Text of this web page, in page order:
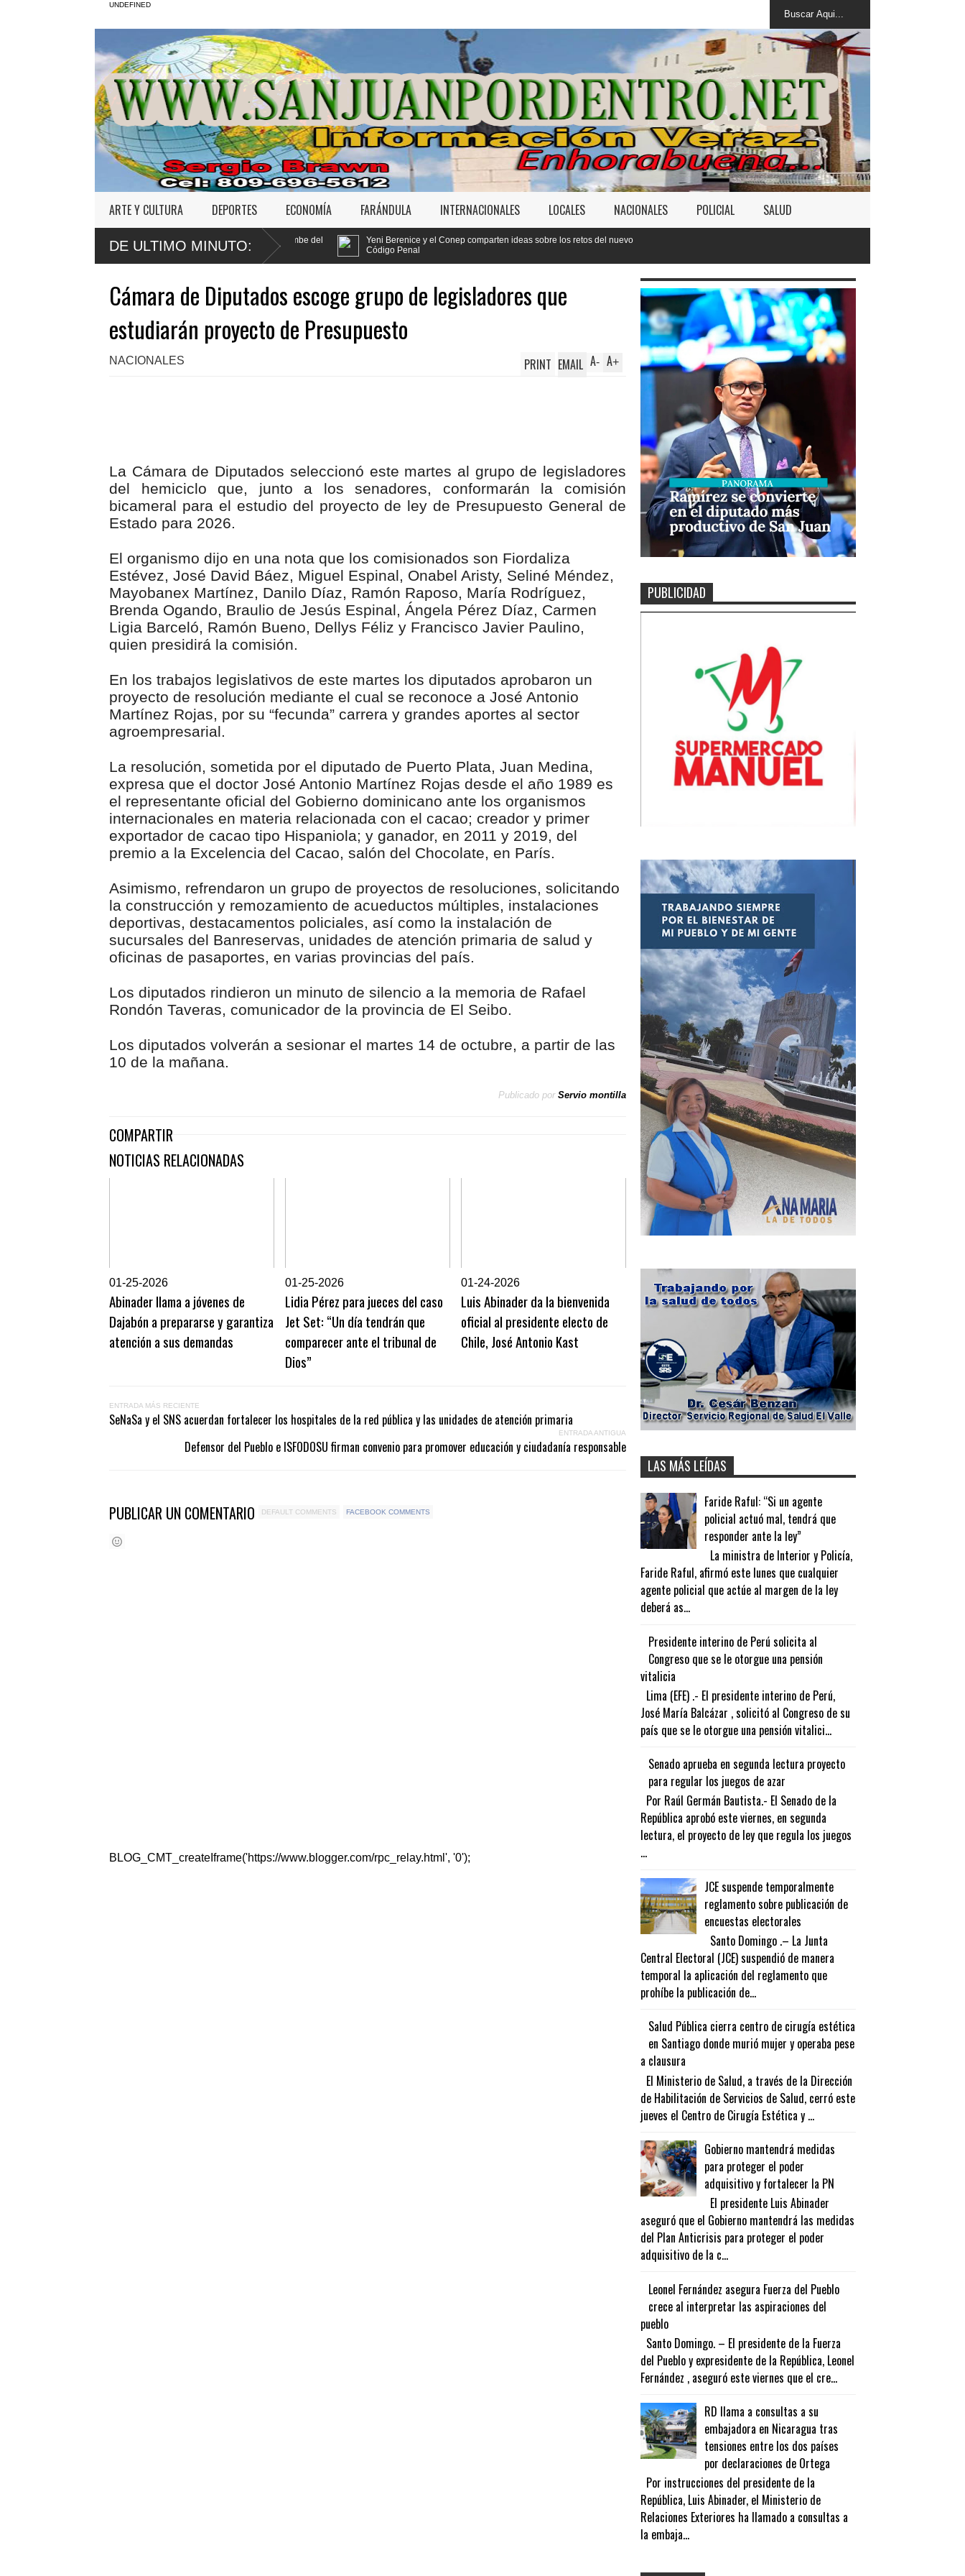
UNDEFINED
ARTE Y CULTURA DEPORTES ECONOMÍA FARÁNDULA INTERNACIONALES LOCALES NACIONALES POLICIAL SALUD
DE ULTIMO MINUTO:
agosto primera audiencia de fondo por derrumbe del
Yeni Berenice y el Conep comparten ideas sobre los retos del nuevo
Código Penal
Cámara de Diputados escoge grupo de legisladores que
estudiarán proyecto de Presupuesto
NACIONALES A+
A-
PRINT EMAIL
La Cámara de Diputados seleccionó este martes al grupo de legisladores
del hemiciclo que, junto a los senadores, conformarán la comisión
bicameral para el estudio del proyecto de ley de Presupuesto General de
Estado para 2026.
El organismo dijo en una nota que los comisionados son Fiordaliza
Estévez, José David Báez, Miguel Espinal, Onabel Aristy, Seliné Méndez,
Mayobanex Martínez, Danilo Díaz, Ramón Raposo, María Rodríguez,
Brenda Ogando, Braulio de Jesús Espinal, Ángela Pérez Díaz, Carmen
Ligia Barceló, Ramón Bueno, Dellys Féliz y Francisco Javier Paulino,
quien presidirá la comisión.
En los trabajos legislativos de este martes los diputados aprobaron un
proyecto de resolución mediante el cual se reconoce a José Antonio
Martínez Rojas, por su “fecunda” carrera y grandes aportes al sector
agroempresarial.
La resolución, sometida por el diputado de Puerto Plata, Juan Medina,
expresa que el doctor José Antonio Martínez Rojas desde el año 1989 es
el representante oficial del Gobierno dominicano ante los organismos
internacionales en materia relacionada con el cacao; creador y primer
exportador de cacao tipo Hispaniola; y ganador, en 2011 y 2019, del
premio a la Excelencia del Cacao, salón del Chocolate, en París.
Asimismo, refrendaron un grupo de proyectos de resoluciones, solicitando
la construcción y remozamiento de acueductos múltiples, instalaciones
deportivas, destacamentos policiales, así como la instalación de
sucursales del Banreservas, unidades de atención primaria de salud y
oficinas de pasaportes, en varias provincias del país.
Los diputados rindieron un minuto de silencio a la memoria de Rafael
Rondón Taveras, comunicador de la provincia de El Seibo.
Los diputados volverán a sesionar el martes 14 de octubre, a partir de las
10 de la mañana.
Publicado por Servio montilla
COMPARTIR
NOTICIAS RELACIONADAS
01-25-2026
Abinader llama a jóvenes de
Dajabón a prepararse y garantiza
atención a sus demandas
01-25-2026
Lidia Pérez para jueces del caso
Jet Set: “Un día tendrán que
comparecer ante el tribunal de
Dios”
01-24-2026
Luis Abinader da la bienvenida
oficial al presidente electo de
Chile, José Antonio Kast
ENTRADA MÁS RECIENTE
SeNaSa y el SNS acuerdan fortalecer los hospitales de la red pública y las unidades de atención primaria
ENTRADA ANTIGUA
Defensor del Pueblo e ISFODOSU firman convenio para promover educación y ciudadanía responsable
PUBLICAR UN COMENTARIO DEFAULT COMMENTS FACEBOOK COMMENTS
BLOG_CMT_createIframe('https://www.blogger.com/rpc_relay.html', '0');
PUBLICIDAD
LAS MÁS LEÍDAS
Faride Raful: “Si un agente
policial actuó mal, tendrá que
responder ante la ley”
La ministra de Interior y Policía,
Faride Raful, afirmó este lunes que cualquier
agente policial que actúe al margen de la ley
deberá as...
Presidente interino de Perú solicita al
Congreso que se le otorgue una pensión
vitalicia
Lima (EFE) .- El presidente interino de Perú,
José María Balcázar , solicitó al Congreso de su
país que se le otorgue una pensión vitalici...
Senado aprueba en segunda lectura proyecto
para regular los juegos de azar
Por Raúl Germán Bautista.- El Senado de la
República aprobó este viernes, en segunda
lectura, el proyecto de ley que regula los juegos
...
JCE suspende temporalmente
reglamento sobre publicación de
encuestas electorales
Santo Domingo .– La Junta
Central Electoral (JCE) suspendió de manera
temporal la aplicación del reglamento que
prohíbe la publicación de...
Salud Pública cierra centro de cirugía estética
en Santiago donde murió mujer y operaba pese
a clausura
El Ministerio de Salud, a través de la Dirección
de Habilitación de Servicios de Salud, cerró este
jueves el Centro de Cirugía Estética y ...
Gobierno mantendrá medidas
para proteger el poder
adquisitivo y fortalecer la PN
El presidente Luis Abinader
aseguró que el Gobierno mantendrá las medidas
del Plan Anticrisis para proteger el poder
adquisitivo de la c...
Leonel Fernández asegura Fuerza del Pueblo
crece al interpretar las aspiraciones del
pueblo
Santo Domingo. – El presidente de la Fuerza
del Pueblo y expresidente de la República, Leonel
Fernández , aseguró este viernes que el cre...
RD llama a consultas a su
embajadora en Nicaragua tras
tensiones entre los dos países
por declaraciones de Ortega
Por instrucciones del presidente de la
República, Luis Abinader, el Ministerio de
Relaciones Exteriores ha llamado a consultas a
la embaja...